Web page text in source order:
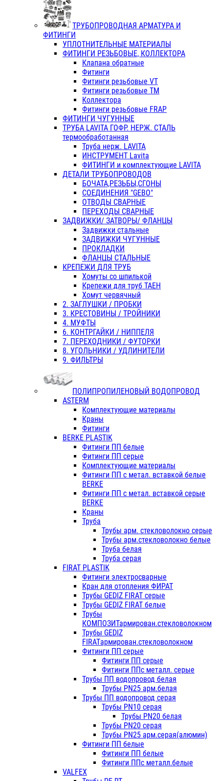
ТРУБОПРОВОДНАЯ АРМАТУРА И
ФИТИНГИ
УПЛОТНИТЕЛЬНЫЕ МАТЕРИАЛЫ
ФИТИНГИ РЕЗЬБОВЫЕ, КОЛЛЕКТОРА
Клапана обратные
Фитинги
Фитинги резьбовые VT
Фитинги резьбовые ТМ
Коллектора
Фитинги резьбовые FRAP
ФИТИНГИ ЧУГУННЫЕ
ТРУБА LAVITA ГОФР. НЕРЖ. СТАЛЬ
термообработанная
Труба нерж. LAVITA
ИНСТРУМЕНТ Lavita
ФИТИНГИ и комплектующие LAVITA
ДЕТАЛИ ТРУБОПРОВОДОВ
БОЧАТА,РЕЗЬБЫ,СГОНЫ
СОЕДИНЕНИЯ "GEBO"
ОТВОДЫ СВАРНЫЕ
ПЕРЕХОДЫ СВАРНЫЕ
ЗАДВИЖКИ/ ЗАТВОРЫ/ ФЛАНЦЫ
Задвижки стальные
ЗАДВИЖКИ ЧУГУННЫЕ
ПРОКЛАДКИ
ФЛАНЦЫ СТАЛЬНЫЕ
КРЕПЕЖИ ДЛЯ ТРУБ
Хомуты со шпилькой
Крепежи для труб ТАЕН
Хомут червячный
2. ЗАГЛУШКИ / ПРОБКИ
3. КРЕСТОВИНЫ / ТРОЙНИКИ
4. МУФТЫ
6. КОНТРГАЙКИ / НИППЕЛЯ
7. ПЕРЕХОДНИКИ / ФУТОРКИ
8. УГОЛЬНИКИ / УДЛИНИТЕЛИ
9. ФИЛЬТРЫ
ПОЛИПРОПИЛЕНОВЫЙ ВОДОПРОВОД
ASTERM
Комплектующие материалы
Краны
Фитинги
BERKE PLASTIK
Фитинги ПП белые
Фитинги ПП серые
Комплектующие материалы
Фитинги ПП с метал. вставкой белые
BERKE
Фитинги ПП с метал. вставкой серые
BERKE
Краны
Труба
Трубы арм. стекловолокно серые
Трубы арм.стекловолокно белые
Труба белая
Труба серая
FIRAT PLASTIK
Фитинги электросварные
Кран для отопления ФИРАТ
Трубы GEDIZ FIRAT серые
Трубы GEDIZ FIRAT белые
Трубы
КОМПОЗИТармирован.стекловолокном
Трубы GEDIZ
FIRATармирован.стекловолокном
Фитинги ПП серые
Фитинги ПП серые
Фитинги ППс металл. серые
Трубы ПП водопровод белая
Трубы PN25 арм.белая
Трубы ПП водопровод серая
Трубы PN10 серая
Трубы PN20 белая
Трубы PN20 серая
Трубы PN25 арм.серая(алюмин)
Фитинги ПП белые
Фитинги ПП белые
Фитинги ППс металл.белые
VALFEX